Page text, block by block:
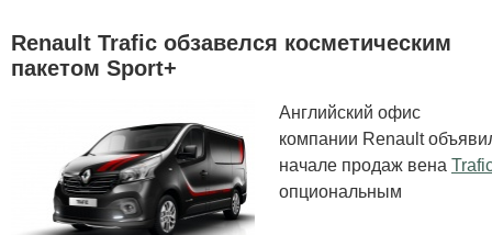
Renault Trafic обзавелся косметическим
пакетом Sport+
Английский офис
компании Renault
начале продаж вена
опциональным